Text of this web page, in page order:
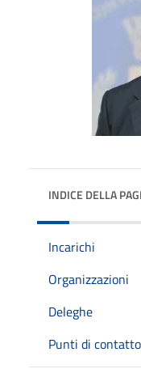
INDICE DELLA
Incarichi
Organizzazioni
Deleghe
Punti di contatto